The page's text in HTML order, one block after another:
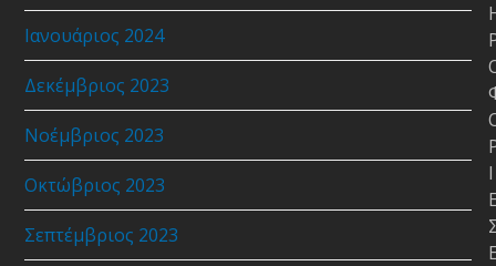
Ιανουάριος 2024
Δεκέμβριος 2023
Νοέμβριος 2023
Οκτώβριος 2023
Σεπτέμβριος 2023
Ι